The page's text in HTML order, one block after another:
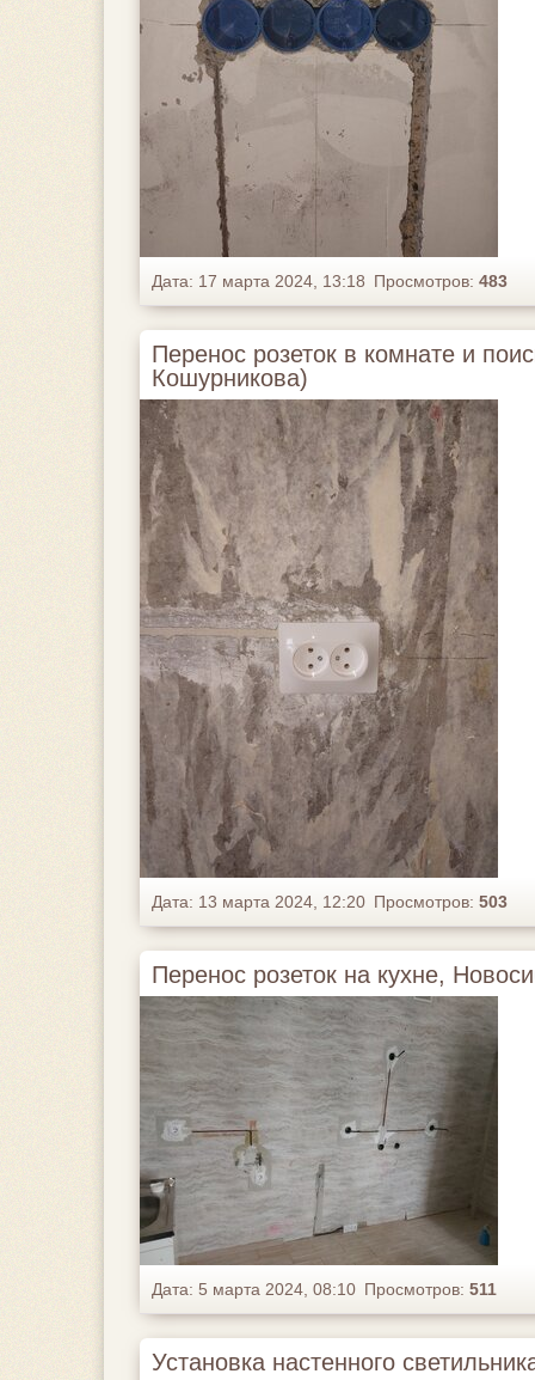
Дата: 17 марта 2024, 13:18 Просмотров: 483
Перенос розеток в комнате и
Кошурникова)
Дата: 13 марта 2024, 12:20 Просмотров: 503
Перенос розеток на кухне,
Дата: 5 марта 2024, 08:10 Просмотров: 511
Установка настенного